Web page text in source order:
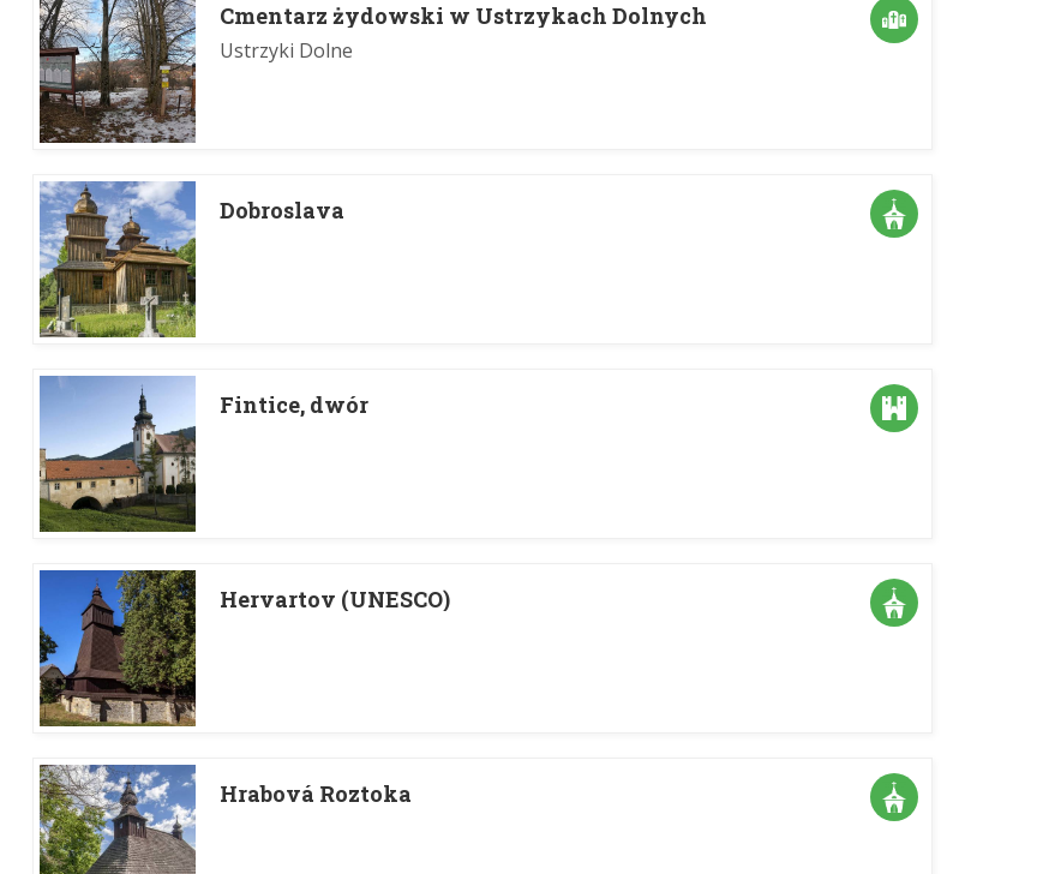
Cmentarz żydowski w Ustrzykach Dolnych
Ustrzyki Dolne
Dobroslava
Fintice, dwór
Hervartov (UNESCO)
Hrabová Roztoka